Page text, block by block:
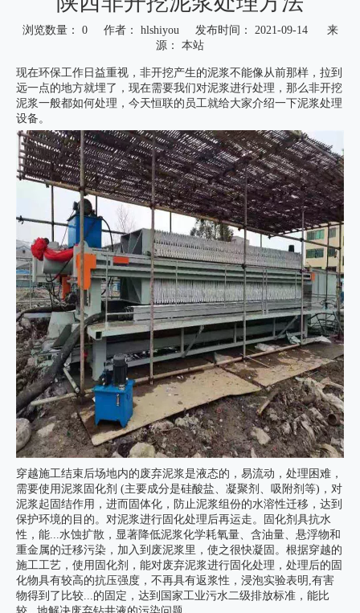
浏览数量： 0作者： hlshiyou 发布时间： 2021-09-14 来
源： 本站
["wechat","weibo","qzone","douban","email"]
现在环保工作日益重视，非开挖产生的泥浆不能像从前那样，拉到
远一点的地方就埋了，现在需要我们对泥浆进行处理，那么非开挖
泥浆一般都如何处理，今天恒联的员工就给大家介绍一下泥浆处理
设备。
穿越施工结束后场地内的废弃泥浆是液态的，易流动，处理困难，
需要使用泥浆固化剂 (主要成分是硅酸盐、凝聚剂、吸附剂等)，对
泥浆起固结作用，进而固体化，防止泥浆组份的水溶性迁移，达到
保护环境的目的。对泥浆进行固化处理后再运走。固化剂具抗水
性，能...水蚀扩散，显著降低泥浆化学耗氧量、含油量、悬浮物和
重金属的迁移污染，加入到废泥浆里，使之很快凝固。根据穿越的
施工工艺，使用固化剂，能对废弃泥浆进行固化处理，处理后的固
化物具有较高的抗压强度，不再具有返浆性，浸泡实验表明,有害
物得到了比较...的固定，达到国家工业污水二级排放标准，能比